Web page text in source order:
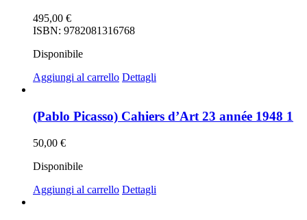
495,00 €
ISBN: 9782081316768
Disponibile
Aggiungi al carrello Dettagli
(Pablo Picasso) Cahiers d’Art 23 année 1948 1
50,00 €
Disponibile
Aggiungi al carrello Dettagli